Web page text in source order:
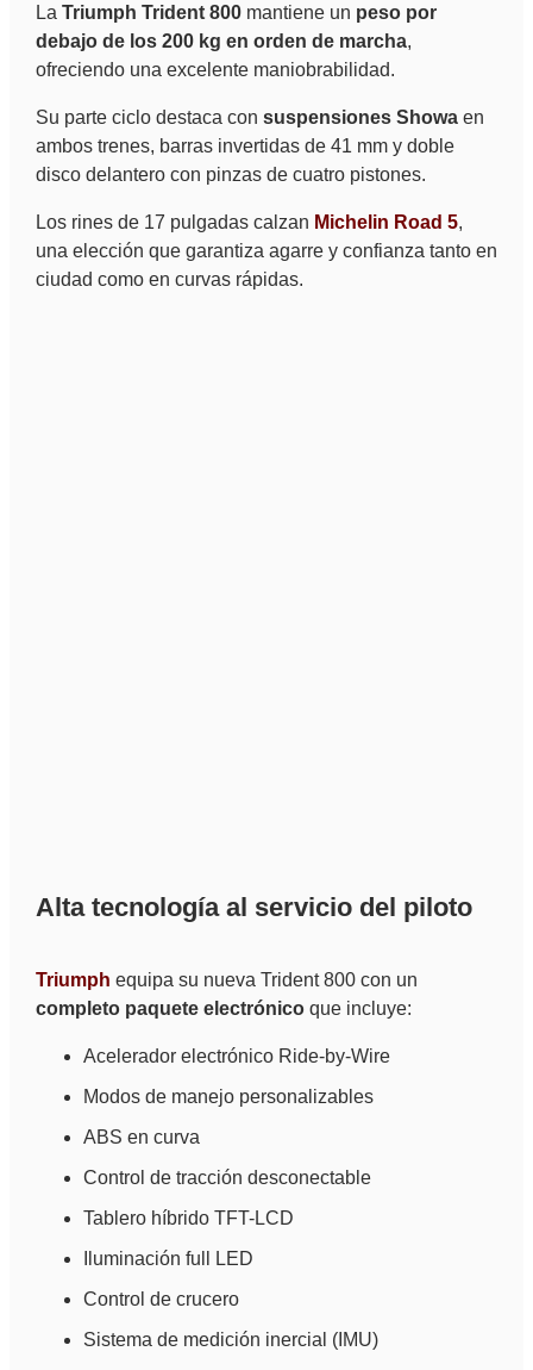
La Triumph Trident 800mantiene un peso por
debajo de los 200 kg en orden de marcha,
ofreciendo una excelente maniobrabilidad.
Su parte ciclo destaca con suspensiones Showaen
ambos trenes, barras invertidas de 41 mm y doble
disco delantero con pinzas de cuatro pistones.
Los rines de 17 pulgadas calzan Michelin Road 5,
una elección que garantiza agarre y confianza tanto en
ciudad como en curvas rápidas.
Alta tecnología al servicio del piloto
Triumph equipa su nueva Trident 800 con un
completo paquete electrónicoque incluye:
Acelerador electrónico Ride-by-Wire
Modos de manejo personalizables
ABS en curva
Control de tracción desconectable
Tablero híbrido TFT-LCD
Iluminación full LED
Control de crucero
Sistema de medición inercial (IMU)